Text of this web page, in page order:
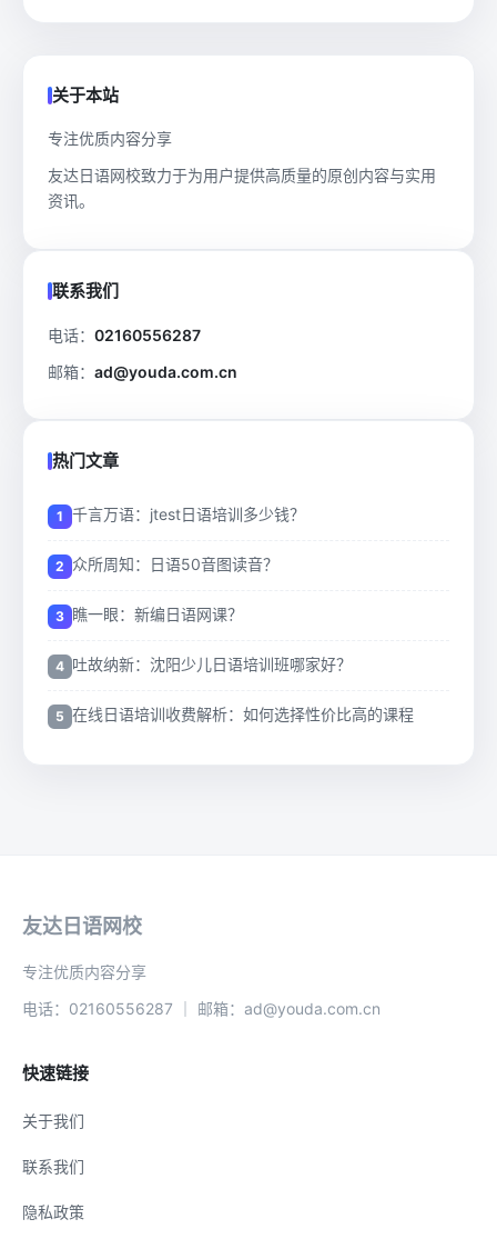
关于本站
专注优质内容分享
友达日语网校致力于为用户提供高质量的原创内容与实用
资讯。
联系我们
电话： 02160556287
邮箱： ad@youda.com.cn
热门文章
千言万语：jtest日语培训多少钱？
众所周知：日语50音图读音？
瞧一眼：新编日语网课？
吐故纳新：沈阳少儿日语培训班哪家好？
在线日语培训收费解析：如何选择性价比高的课程
友达日语网校
专注优质内容分享
电话：02160556287 ｜ 邮箱：ad@youda.com.cn
快速链接
关于我们
联系我们
隐私政策